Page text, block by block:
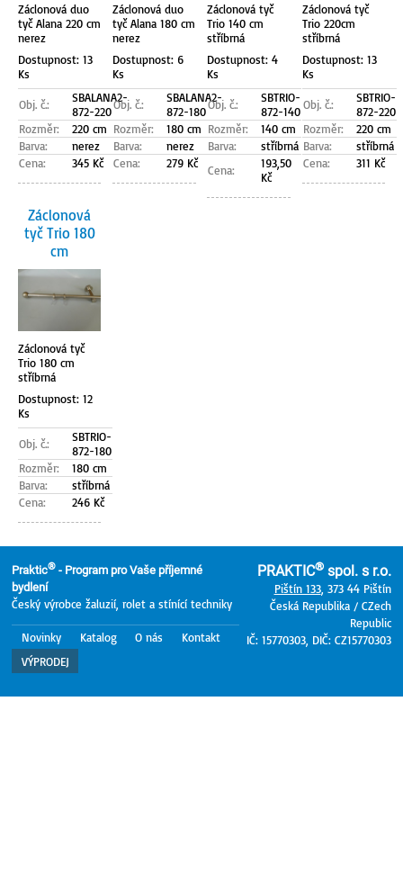
Záclonová duo
tyč Alana 220 cm
nerez
Dostupnost: 13
Ks
Obj. č.:
SBALANA2-
872-220
Rozměr:
220 cm
Barva:
nerez
Cena:
345 Kč
Záclonová duo
tyč Alana 180 cm
nerez
Dostupnost: 6
Ks
Obj. č.:
SBALANA2-
872-180
Rozměr:
180 cm
Barva:
nerez
Cena:
279 Kč
Záclonová tyč
Trio 140 cm
stříbrná
Dostupnost: 4
Ks
Obj. č.:
SBTRIO-
872-140
Rozměr:
140 cm
Barva:
stříbrná
Cena:
193,50
Kč
Záclonová tyč
Trio 220cm
stříbrná
Dostupnost: 13
Ks
Obj. č.:
SBTRIO-
872-220
Rozměr:
220 cm
Barva:
stříbrná
Cena:
311 Kč
Záclonová
tyč Trio 180
cm
Záclonová tyč
Trio 180 cm
stříbrná
Dostupnost: 12
Ks
Obj. č.:
SBTRIO-
872-180
Rozměr:
180 cm
Barva:
stříbrná
Cena:
246 Kč
Praktic® - Program pro Vaše příjemné
bydlení
Český výrobce žaluzií, rolet a stínící techniky
Novinky Katalog O nás
Kontakt
VÝPRODEJ
PRAKTIC®spol. s r.o.
Pištín 133, 373 44 Pištín
Česká Republika / CZech
Republic
IČ: 15770303, DIČ: CZ15770303